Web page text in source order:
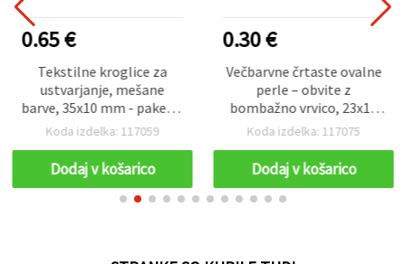
0.65 €
Tekstilne kroglice za
ustvarjanje, mešane
barve, 35x10 mm - paket 2
kosa
Koda izdelka: 117059
Dodaj v košarico
0.30 €
Večbarvne črtaste ovalne
perle – obvite z
bombažno vrvico, 23x16
mm, luknja 4 mm,
Koda izdelka: 117075
Dodaj v košarico